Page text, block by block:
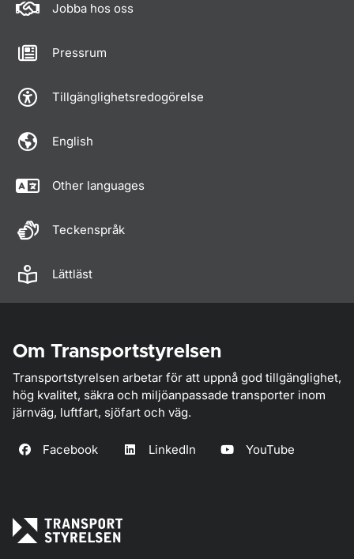
Jobba hos oss
Pressrum
Tillgänglighetsredogörelse
English
Other languages
Teckenspråk
Lättläst
Om Transportstyrelsen
Transportstyrelsen arbetar för att uppnå god tillgänglighet,
hög kvalitet, säkra och miljöanpassade transporter inom
järnväg, luftfart, sjöfart och väg.
Facebook LinkedIn YouTube